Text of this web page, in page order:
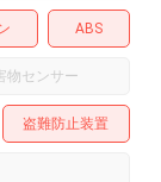
ABS
物センサー
盗難防止装置